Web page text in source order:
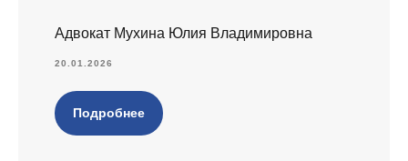
Адвокат Мухина Юлия Владимировна
20.01.2026
Подробнее